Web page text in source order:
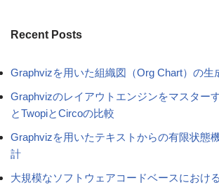
Recent Posts
Graphvizを用いた組織図（Org Chart）の生
Graphvizのレイアウトエンジンをマスター
とTwopiとCircoの比較
Graphvizを用いたテキストからの有限状態
計
大規模なソフトウェアコードベースにおけ